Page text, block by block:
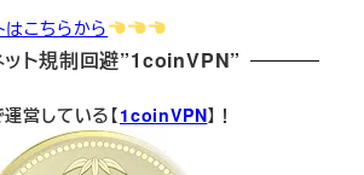
はこちらから
ット規制回避”1coinVPN”
営している【1coinVPN】！